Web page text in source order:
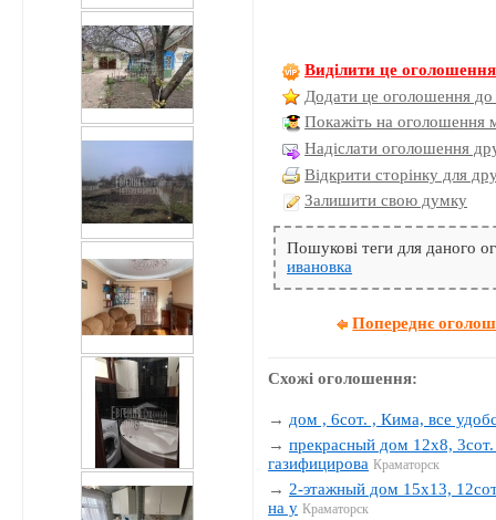
Виділити це оголошення
Додати це оголошення до
Покажіть на оголошення
Надіслати оголошення
Відкрити сторінку для
Залишити свою думку
Пошукові теги для даного
ивановка
Попереднє
Схожі оголошення:
→ дом , 6сот. , Кима, все
→прекрасный дом 12х8,
газифицирова Краматорск
→ 2-этажный дом 15х13,
на у Краматорск